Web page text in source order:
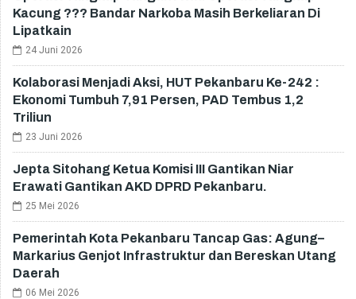
Kacung ??? Bandar Narkoba Masih Berkeliaran Di
Lipatkain
24 Juni 2026
Kolaborasi Menjadi Aksi, HUT Pekanbaru Ke-242 :
Ekonomi Tumbuh 7,91 Persen, PAD Tembus 1,2
Triliun
23 Juni 2026
Jepta Sitohang Ketua Komisi III Gantikan Niar
Erawati Gantikan AKD DPRD Pekanbaru.
25 Mei 2026
Pemerintah Kota Pekanbaru Tancap Gas: Agung–
Markarius Genjot Infrastruktur dan Bereskan Utang
Daerah
06 Mei 2026